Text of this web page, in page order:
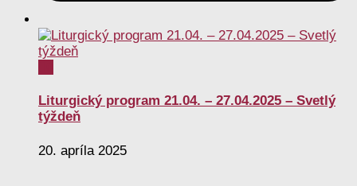
Liturgický program 21.04. – 27.04.2025 – Svetlý
týždeň
20. apríla 2025